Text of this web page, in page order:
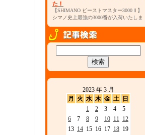
た！
【SHIMANO ビーストマスター3000Ⅱ】
シマノ史上最強の3000番が入荷いたしま
2023 年 3 月
月
火 水 木 金 土 日
1 2 3 4
5
6
7 8 9 10 11 12
13 14 15 16 17 18 19